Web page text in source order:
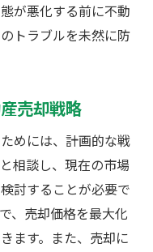
が悪化する前に不動
トラブルを未然に防
売却戦略
めには、計画的な戦
相談し、現在の市場
討することが必要で
、売却価格を最大化
ます。また、売却に